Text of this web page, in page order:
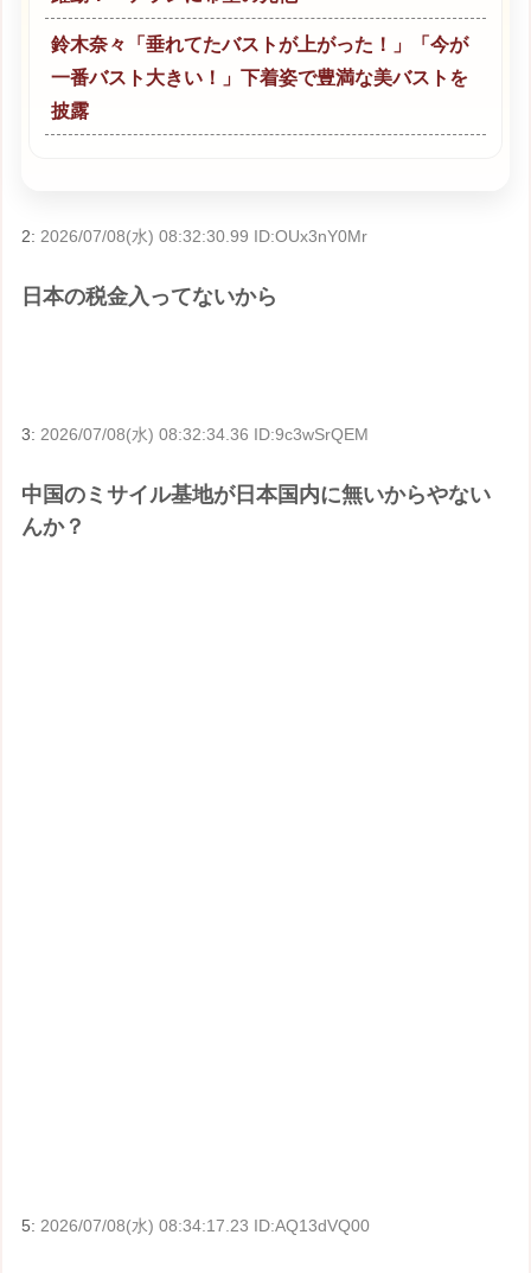
鈴木奈々「垂れてたバストが上がった！」「今が
一番バスト大きい！」下着姿で豊満な美バストを
披露
2: 2026/07/08(水) 08:32:30.99 ID:OUx3nY0Mr
日本の税金入ってないから
3: 2026/07/08(水) 08:32:34.36 ID:9c3wSrQEM
中国のミサイル基地が日本国内に無いからやない
んか？
5:2026/07/08(水) 08:34:17.23 ID:AQ13dVQ00